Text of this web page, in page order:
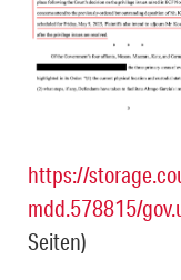
https://
mdd.578815/
Seiten)